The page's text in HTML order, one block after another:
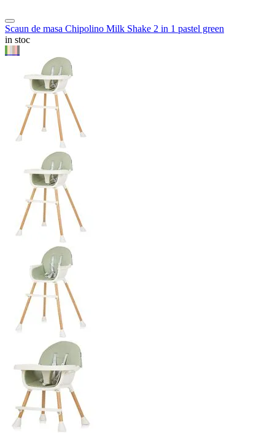
Scaun de masa Chipolino Milk Shake 2 in 1 pastel green
in stoc